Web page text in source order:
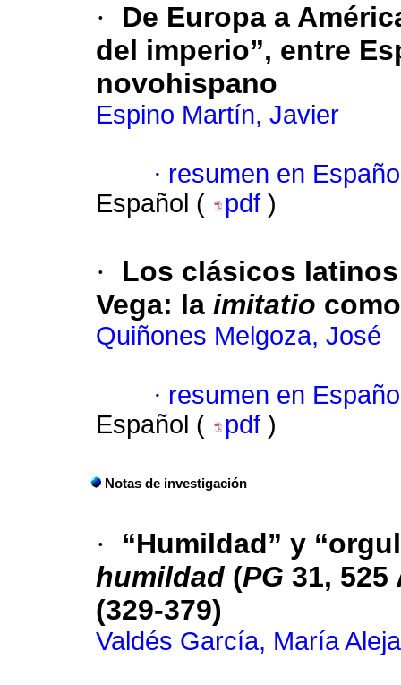
·
De Europa a
del imperio”, entre
novohispano
Espino Martín, Javier
· resumen en
Español (
pdf )
·
Los clásicos
Vega: la imitatio
Quiñones Melgoza, José
· resumen en
Español (
pdf )
Notas de investigación
·
“Humildad” y
humildad (PG 31, 525
(329-379)
Valdés García, María